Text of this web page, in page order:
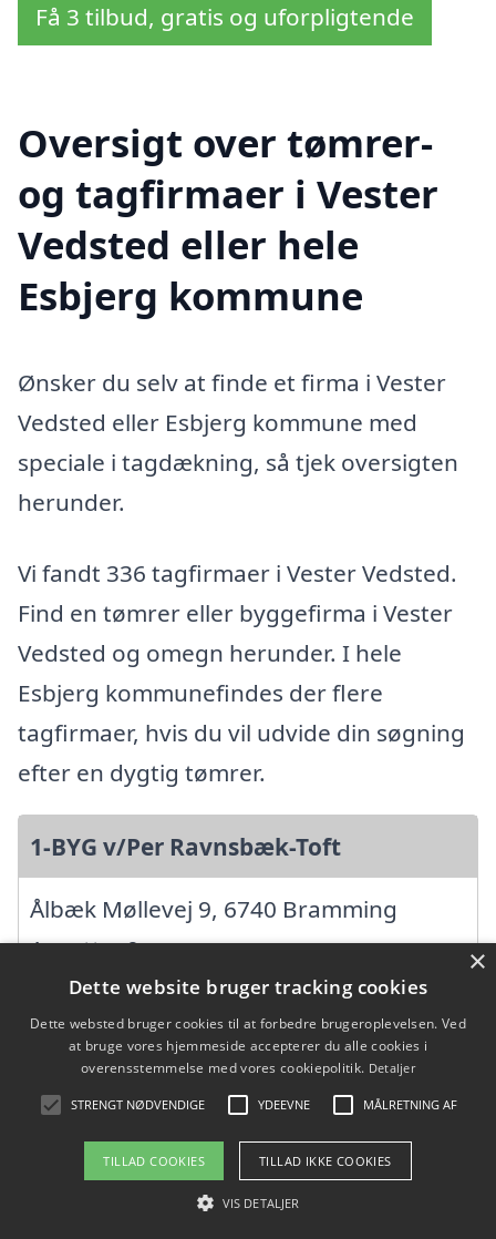
Få 3 tilbud, gratis og uforpligtende
Oversigt over tømrer-
og tagfirmaer i Vester
Vedsted eller hele
Esbjerg kommune
Ønsker du selv at finde et firma i Vester
Vedsted eller Esbjerg kommune med
speciale i tagdækning, så tjek oversigten
herunder.
Vi fandt 336 tagfirmaer i Vester Vedsted.
Find en tømrer eller byggefirma i Vester
Vedsted og omegn herunder. I hele
Esbjerg kommunefindes der flere
tagfirmaer, hvis du vil udvide din søgning
efter en dygtig tømrer.
1-BYG v/Per Ravnsbæk-Toft
Ålbæk Møllevej 9, 6740 Bramming
Ansatte: 0
Startdato: 01. oktober 2012,
Virksomhedsform:
Enkeltmandsvirksomhed
CVR: 34268932
24/7 Tømrer & Snedker ApS
×
Dette website bruger tracking cookies
Dette websted bruger cookies til at forbedre brugeroplevelsen. Ved
at bruge vores hjemmeside accepterer du alle cookies i
overensstemmelse med vores cookiepolitik. Detaljer
STRENGT NØDVENDIGE YDEEVNE MÅLRETNING AF
TILLAD COOKIES TILLAD IKKE COOKIES
VIS DETALJER